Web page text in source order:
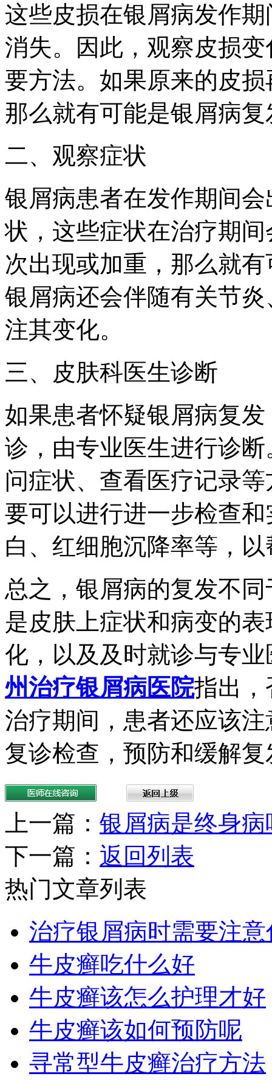
这些皮损在银屑病发作
消失。因此，观察皮损
要方法。如果原来的皮
那么就有可能是银屑病复
二、观察症状
银屑病患者在发作期间
状，这些症状在治疗期
次出现或加重，那么就
银屑病还会伴随有关节
注其变化。
三、皮肤科医生诊断
如果患者怀疑银屑病复
诊，由专业医生进行诊
问症状、查看医疗记录
要可以进行进一步检查
白、红细胞沉降率等，
总之，银屑病的复发不
是皮肤上症状和病变的
化，以及及时就诊与专
州治疗银屑病医院指出，
治疗期间，患者还应该
复诊检查，预防和缓解复
上一篇： 银屑病是终身病
下一篇： 返回列表
热门文章列表
治疗银屑病时需要注意
牛皮癣吃什么好
牛皮癣该怎么护理才好
牛皮癣该如何预防呢
寻常型牛皮癣治疗方法